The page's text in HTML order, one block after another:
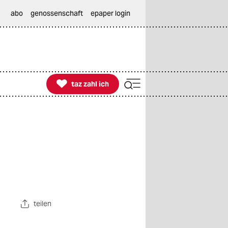
abo genossenschaft epaper login

taz zahl ich
taz zahl ich
teilen